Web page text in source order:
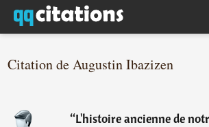
Citation de Augustin Ibazizen
“L'histoire ancienne de